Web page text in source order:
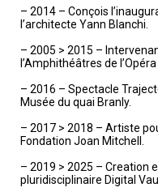
– 2014 – Conçois
l’architecte Yann Blanchi.
– 2005 > 2015 –
l’Amphithéâtres de l’Opéra
– 2016 – Spectacle
Musée du quai Branly.
– 2017 > 2018 – Artiste
Fondation Joan Mitchell.
– 2019 > 2025 – Creation
pluridisciplinaire Digital